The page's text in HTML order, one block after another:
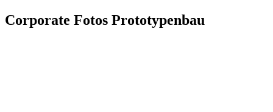
Corporate Fotos Prototypenbau